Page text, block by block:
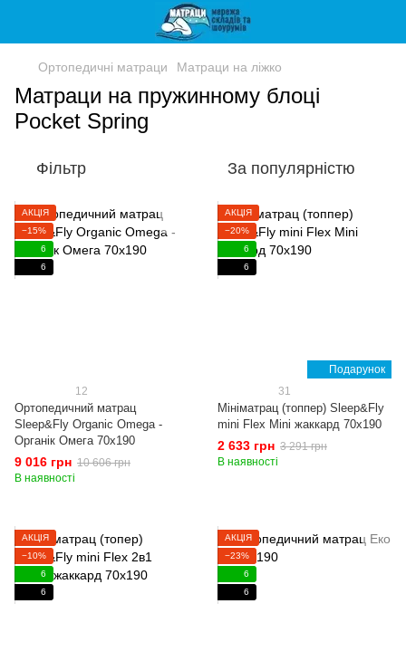
Ортопедичні матраци Матраци на ліжко
Матраци на пружинному блоці
Pocket Spring
Фільтр За популярністю
АКЦІЯ
−15%
6
6
12
Ортопедичний матрац
Sleep&Fly Organic Omega -
Органік Омега 70x190
9 016 грн 10 606 грн
В наявності
Подарунок
АКЦІЯ
−20%
6
6
31
Мініматрац (топпер) Sleep&Fly
mini Flex Mini жаккард 70x190
2 633 грн 3 291 грн
В наявності
АКЦІЯ
−10%
6
6
АКЦІЯ
−23%
6
6